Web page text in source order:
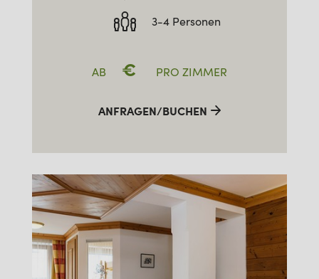
3-4 Personen
AB € PRO ZIMMER
ANFRAGEN/BUCHEN